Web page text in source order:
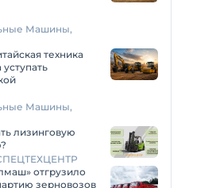
Машины,
техника
Машины,
лизинговую
отгрузило
зерновозов